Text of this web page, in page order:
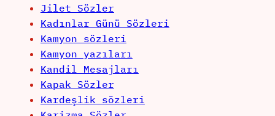
Jilet Sözler
Kadınlar Günü Sözleri
Kamyon sözleri
Kamyon yazıları
Kandil Mesajları
Kapak Sözler
Kardeşlik sözleri